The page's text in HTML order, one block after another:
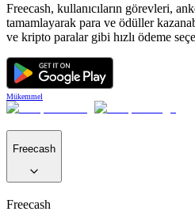
Freecash, kullanıcıların görevleri,
tamamlayarak para ve ödüller
ve kripto paralar gibi hızlı ödeme
Mükemmel
Freecash
Freecash